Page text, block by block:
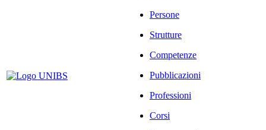
Persone
Strutture
Competenze
Pubblicazioni
Professioni
Corsi